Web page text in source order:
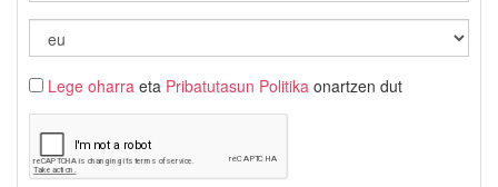
Lege oharra eta Pribatutasun Politika onartzen dut